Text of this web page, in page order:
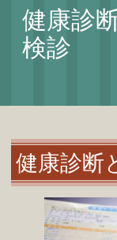
健康診
検診
健康診断